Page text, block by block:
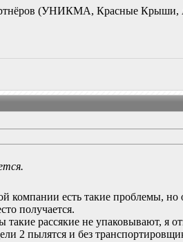
(УНИКМА, Красные Крыши,
компании есть такие проблемы,
получается.
рассякие не упаковывают, я
2 пылятся и без